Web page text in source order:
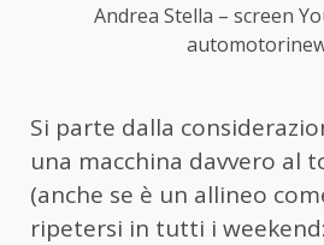
Andrea Stella – screen
Si parte dalla
una macchina davvero al
(anche se è un allineo
ripetersi in tutti i weekend: